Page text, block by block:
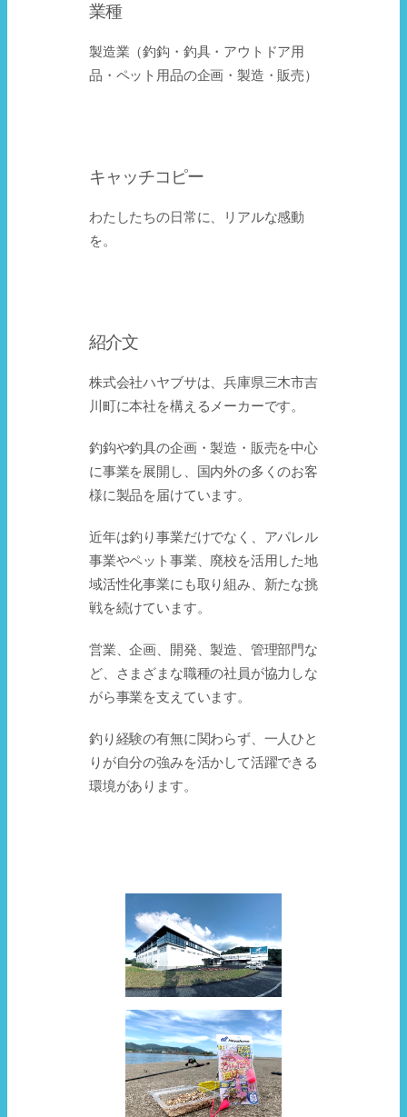
業種
製造業（釣鈎・釣具・アウトドア用
品・ペット用品の企画・製造・販売）
キャッチコピー
わたしたちの日常に、リアルな感動
を。
紹介文
株式会社ハヤブサは、兵庫県三木市吉
川町に本社を構えるメーカーです。
釣鈎や釣具の企画・製造・販売を中心
に事業を展開し、国内外の多くのお客
様に製品を届けています。
近年は釣り事業だけでなく、アパレル
事業やペット事業、廃校を活用した地
域活性化事業にも取り組み、新たな挑
戦を続けています。
営業、企画、開発、製造、管理部門な
ど、さまざまな職種の社員が協力しな
がら事業を支えています。
釣り経験の有無に関わらず、一人ひと
りが自分の強みを活かして活躍できる
環境があります。